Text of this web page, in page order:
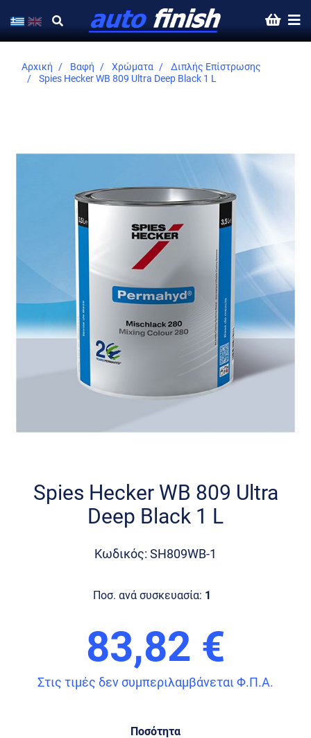
Αρχική Βαφή Χρώματα
Διπλής Επίστρωσης
Spies Hecker WB 809 Ultra Deep Black 1 L
Skip
beginning
Spies Hecker WB 809 Ultra
Deep Black 1 L
Κωδικός: SH809WB-1
Ποσ. ανά συσκευασία: 1
83,82 €
Στις τιμές δεν συμπεριλαμβάνεται Φ.Π.Α.
Ποσότητα